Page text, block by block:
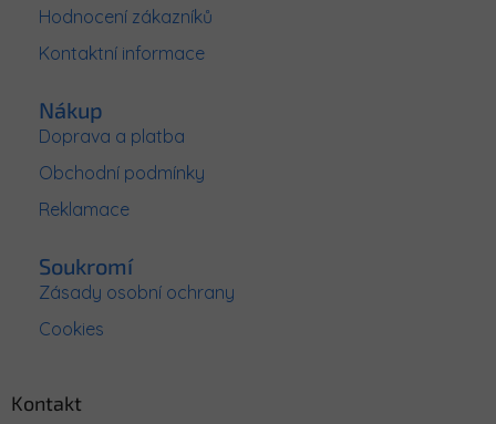
Hodnocení zákazníků
Kontaktní informace
Nákup
Doprava a platba
Obchodní podmínky
Reklamace
Soukromí
Zásady osobní ochrany
Cookies
Kontakt